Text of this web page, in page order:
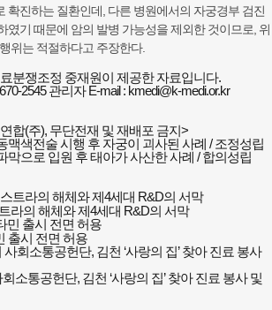
확진하는 질환인데, 다른 병원에서의 자궁경부 검진
였기 때문에 암의 발병 가능성을 제외한 것이므로, 위
위는 적절하다고 주장한다.
분쟁조정 중재원이 제공한 자료입니다.
2545 관리자 E-mail : kmedi@k-medi.or.kr
합(주), 무단전재 및 재배포 금지>
맥색전술 시행 후 자궁이 괴사된 사례 / 조정성립
막으로 입원 후 태아가 사산한 사례 / 합의성립
라의 해체와 제4세대 R&D의 서막
출시 전면 허용
소통공헌단, 김천 ‘사랑의 집’ 찾아 진료 봉사 및